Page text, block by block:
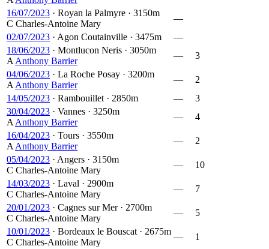
16/07/2023 · Royan la Palmyre · 3150m
C Charles-Antoine Mary
—
02/07/2023 · Agon Coutainville · 3475m
—
18/06/2023 · Montlucon Neris · 3050m
A Anthony Barrier
—
3
04/06/2023 · La Roche Posay · 3200m
A Anthony Barrier
—
2
14/05/2023 · Rambouillet · 2850m —
3
30/04/2023 · Vannes · 3250m
A Anthony Barrier
—
4
16/04/2023 · Tours · 3550m
A Anthony Barrier
—
2
05/04/2023 · Angers · 3150m
C Charles-Antoine Mary
—
10
14/03/2023 · Laval · 2900m
C Charles-Antoine Mary
—
7
20/01/2023 · Cagnes sur Mer · 2700m
C Charles-Antoine Mary
—
5
10/01/2023 · Bordeaux le Bouscat · 2675m
C Charles-Antoine Mary
—
1